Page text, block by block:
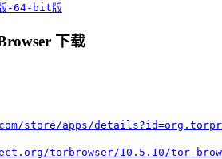
版-64-bit版
下载
store/apps/
torbrowser/10.5.10/tor-